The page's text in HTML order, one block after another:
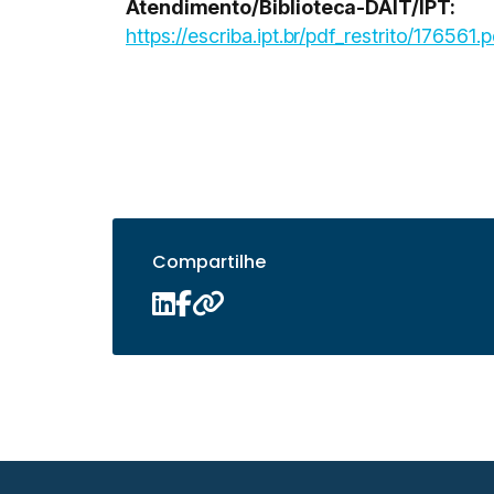
Atendimento/Biblioteca-DAIT/IPT:
https://escriba.ipt.br/pdf_restrito/
Compartilhe